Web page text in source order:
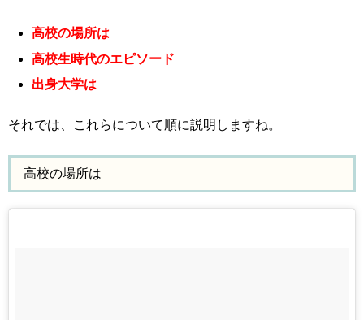
高校の場所は
高校生時代のエピソード
出身大学は
それでは、これらについて順に説明しますね。
高校の場所は